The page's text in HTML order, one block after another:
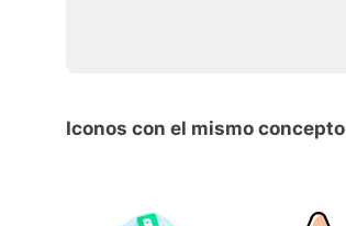
Iconos con el mismo concepto